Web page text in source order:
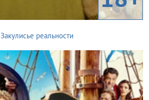
Закулисье реальности